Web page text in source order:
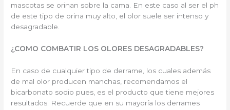
mascotas se orinan sobre la cama. En este caso al ser el ph
de este tipo de orina muy alto, el olor suele ser intenso y
desagradable.
¿COMO COMBATIR LOS OLORES DESAGRADABLES?
En caso de cualquier tipo de derrame, los cuales además
de mal olor producen manchas, recomendamos el
bicarbonato sodio pues, es el producto que tiene mejores
resultados. Recuerde que en su mayoría los derrames